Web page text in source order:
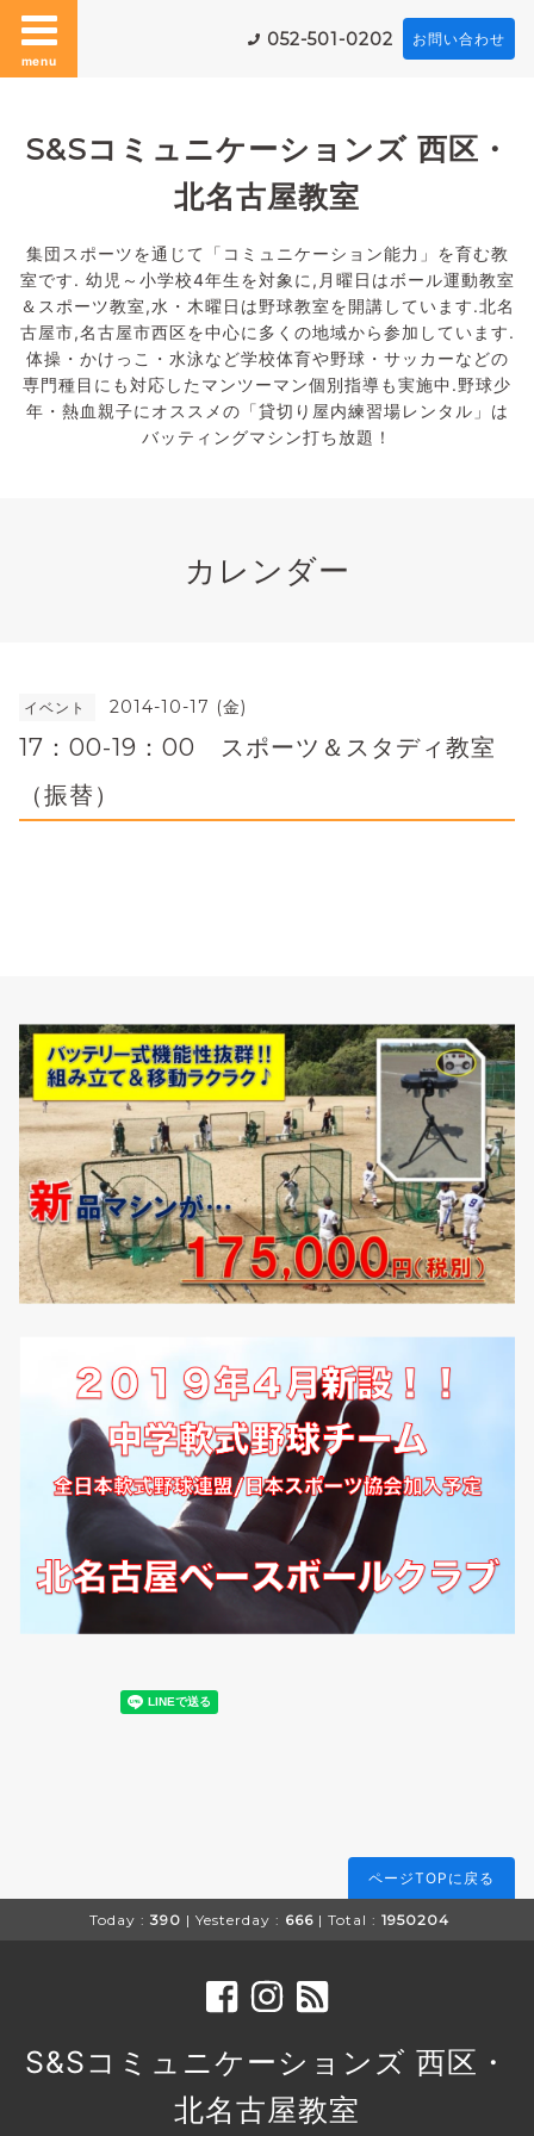
menu
052-501-0202 お問い合わせ
S&Sコミュニケーションズ 西区・
北名古屋教室
集団スポーツを通じて「コミュニケーション能力」を育む教
室です. 幼児～小学校4年生を対象に,月曜日はボール運動教室
＆スポーツ教室,水・木曜日は野球教室を開講しています.北名
古屋市,名古屋市西区を中心に多くの地域から参加しています.
体操・かけっこ・水泳など学校体育や野球・サッカーなどの
専門種目にも対応したマンツーマン個別指導も実施中.野球少
年・熱血親子にオススメの「貸切り屋内練習場レンタル」は
バッティングマシン打ち放題！
カレンダー
イベント 2014-10-17 (金)
17：00-19：00 スポーツ＆スタディ教室
（振替）
ページTOPに戻る
Today : 390 | Yesterday : 666 | Total : 1950204
S&Sコミュニケーションズ 西区・
北名古屋教室